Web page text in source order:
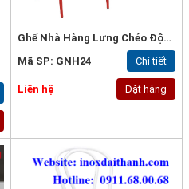
Ghế Nhà Hàng Lưng Chéo Độc Lạ
Mã SP: GNH24
Chi tiết
Liên hệ Đặt hàng